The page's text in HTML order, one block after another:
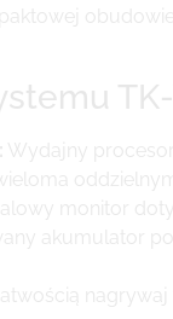
TK-
Wydajny
monitor
akumulator